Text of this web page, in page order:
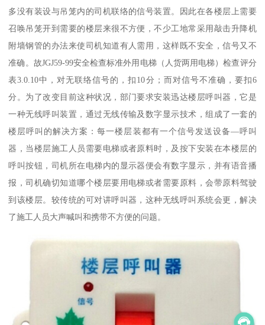
多没有装设与吊笼内的司机联络的信号装置。因此在各楼层上需要
召唤吊笼开到需要的楼层来很不方便，不少工地常采用敲击升降机
附墙钢管的办法来使司机知道有人需用，这样既不安全，信号又不
准确。故JGJ59-99安全检查标准外用电梯（人货两用电梯）检查评分
表3.0.10中，对无联络信号的，扣10分；而对信号不准确，要扣6
分。为了改变目前这种状况，部门要求安装迅达楼层呼叫器，它是
一种无线呼叫装置，通过无线传输及数字显示技术，组成了一套的
楼层呼叫的解决方案：每一楼层装都有一个信号发送设备—呼叫
器，当楼层施工人员需要电梯或者原料时，及按下安装在本楼层的
呼叫按钮，司机所在电梯内的显示器便会有数字显示，并有语音播
报，司机确切知道哪个楼层要用电梯或者需要原料，会带原料驾驶
到该楼层。较传统的可对讲呼叫器，这种无线呼叫系统会更，解决
了施工人员大声喊叫和携带不方便的问题。